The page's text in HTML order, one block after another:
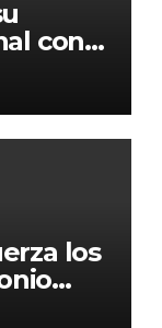
con
los